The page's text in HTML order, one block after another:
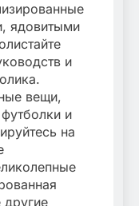
ядовитыми
и
вещи,
и
на
другие